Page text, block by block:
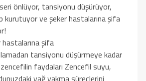
seri önlüyor, tansiyonu düşürüyor,
kurutuyor ve şeker hastalarına şifa
hastalarına şifa
tansiyonu düşürmeye kadar
faydaları Zencefil suyu,
yağ yakma süreçlerini